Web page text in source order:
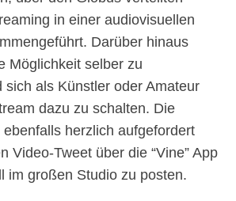
in einer audiovisuellen
Darüber hinaus
Möglichkeit selber zu
sich als Künstler oder Amateur
dazu zu schalten. Die
herzlich aufgefordert
Video-Tweet über die “Vine” App
im großen Studio zu posten.